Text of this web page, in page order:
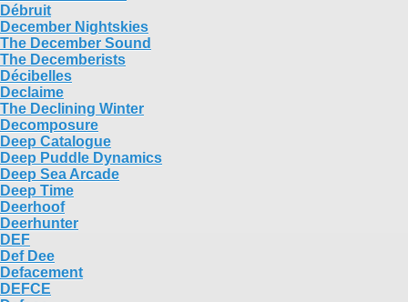
Débruit
December Nightskies
The December Sound
The Decemberists
Décibelles
Declaime
The Declining Winter
Decomposure
Deep Catalogue
Deep Puddle Dynamics
Deep Sea Arcade
Deep Time
Deerhoof
Deerhunter
DEF
Def Dee
Defacement
DEFCE